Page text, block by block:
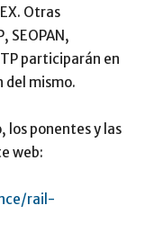
Otras
SEOPAN,
participarán en
del mismo.
los ponentes y las
web:
rail-